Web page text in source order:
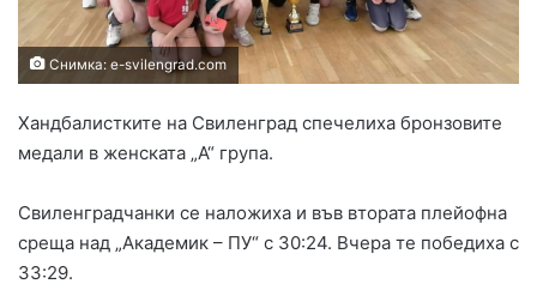
Снимка: e-svilengrad.com
Хандбалистките на Свиленград спечелиха бронзовите
медали в женската „А“ група.
Свиленградчанки се наложиха и във втората плейофна
среща над „Академик – ПУ“ с 30:24. Вчера те победиха с
33:29.